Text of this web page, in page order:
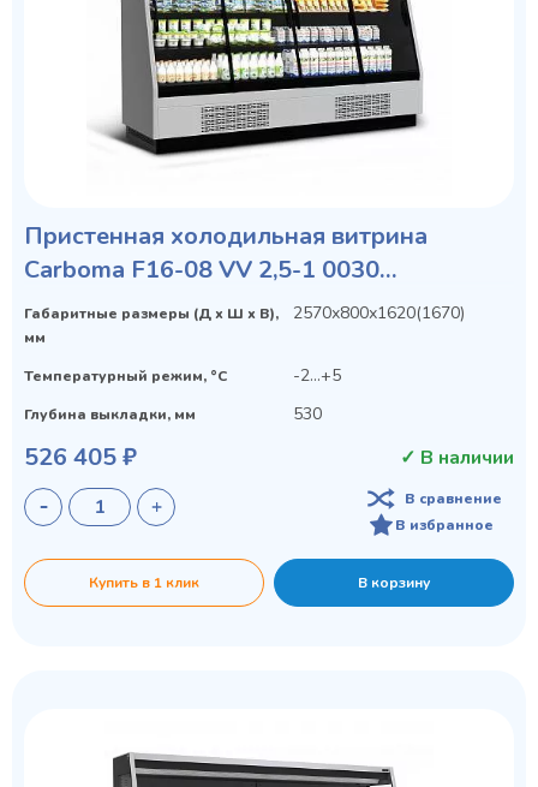
Пристенная холодильная витрина
Carboma F16-08 VV 2,5-1 0030
STANDARD фронт X1
Габаритные размеры (Д х Ш х В),
мм
2570х800х1620(1670)
Температурный режим, °C -2...+5
Глубина выкладки, мм 530
526 405 ₽ ✓ В наличии
В сравнение
В избранное
Купить в 1 клик В корзину